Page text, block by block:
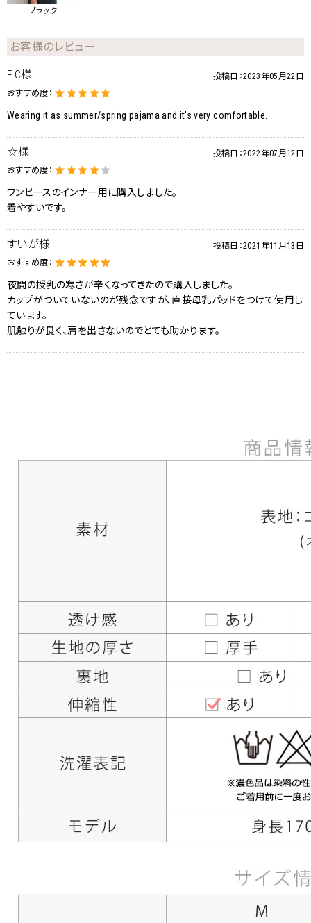
ブラック
お客様のレビュー
F.C様 投稿日：2023年05月22日
おすすめ度：
Wearing it as summer/spring pajama and it’s very comfortable.
☆様 投稿日：2022年07月12日
おすすめ度：
ワンピースのインナー用に購入しました。
着やすいです。
すいが様 投稿日：2021年11月13日
おすすめ度：
夜間の授乳の寒さが辛くなってきたので購入しました。
カップがついていないのが残念ですが、直接母乳パッドをつけて使用し
ています。
肌触りが良く、肩を出さないのでとても助かります。